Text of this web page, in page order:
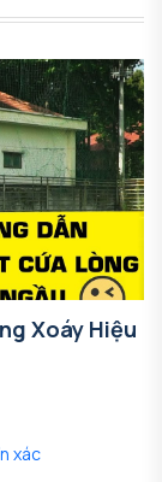
Xoáy Hiệu